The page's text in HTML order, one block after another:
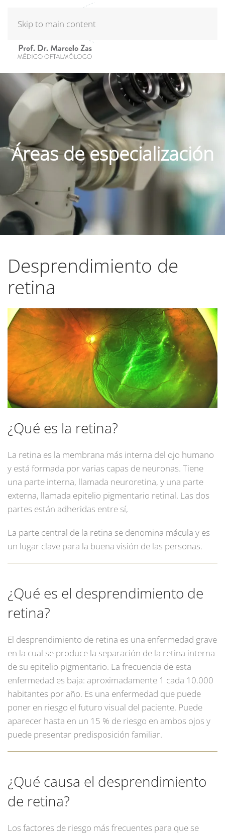
Skip to main content
Áreas de especialización
Desprendimiento de
retina
¿Qué es la retina?
La retina es la membrana más interna del ojo humano
y está formada por varias capas de neuronas. Tiene
una parte interna, llamada neuroretina, y una parte
externa, llamada epitelio pigmentario retinal. Las dos
partes están adheridas entre sí,
La parte central de la retina se denomina mácula y es
un lugar clave para la buena visión de las personas.
¿Qué es el desprendimiento de
retina?
El desprendimiento de retina es una enfermedad grave
en la cual se produce la separación de la retina interna
de su epitelio pigmentario. La frecuencia de esta
enfermedad es baja: aproximadamente 1 cada 10.000
habitantes por año. Es una enfermedad que puede
poner en riesgo el futuro visual del paciente. Puede
aparecer hasta en un 15 % de riesgo en ambos ojos y
puede presentar predisposición familiar.
¿Qué causa el desprendimiento
de retina?
Los factores de riesgo más frecuentes para que se